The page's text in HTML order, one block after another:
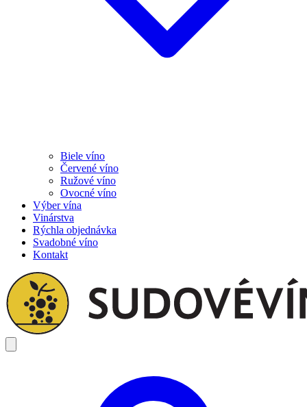
Biele víno
Červené víno
Ružové víno
Ovocné víno
Výber vína
Vinárstva
Rýchla objednávka
Svadobné víno
Kontakt